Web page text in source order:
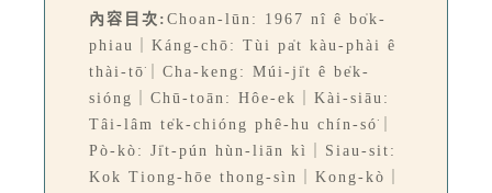
內容目次: Choan-lūn: 1967 nî ê bo̍k-
phiau｜Káng-chō: Tùi pa̍t kàu-phài ê
thài-tō͘｜Cha-keng: Múi-ji̍t ê be̍k-
sióng｜Chū-toān: Hôe-ek｜Kài-siāu:
Tâi-lâm te̍k-chióng phê-hu chín-só͘｜
Pò-kò: Ji̍t-pún hùn-liān kì｜Siau-sit:
Kok Tiong-hōe thong-sìn｜Kong-kò｜